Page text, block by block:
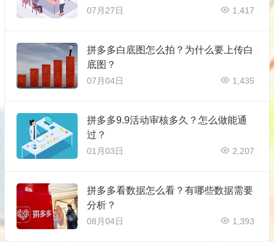
07月27日 1,417
拼多多白底图怎么拍？为什么要上传白
底图？
07月04日 1,435
拼多多9.9活动审核多久？怎么做能通
过？
01月03日 2,207
拼多多看数据怎么看？有哪些数据需要
分析？
08月04日 1,393